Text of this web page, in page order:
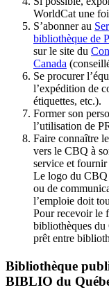
WorldCat une
S’abonner au
bibliothèque de
sur le site du
Canada
Se procurer
l’expédition de
étiquettes, etc.).
Former son
l’utilisation de
Faire connaître
vers le CBQ à
service et
Le logo du CBQ
ou de
l’emploie doit
Pour recevoir le
bibliothèques du
prêt entre
Bibliothèque
BIBLIO du